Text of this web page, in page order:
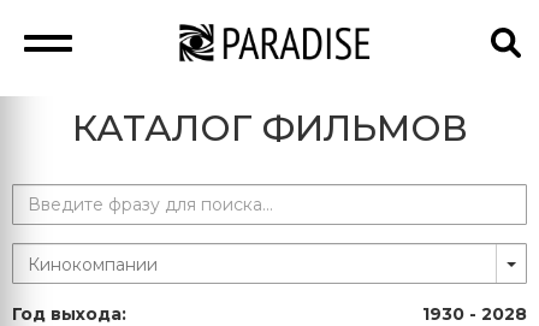
КАТАЛОГ ФИЛЬМОВ
Год выхода: 1930 - 2028